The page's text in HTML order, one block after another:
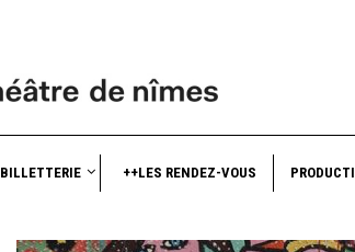
BILLETTERIE ++LES RENDEZ-VOUS